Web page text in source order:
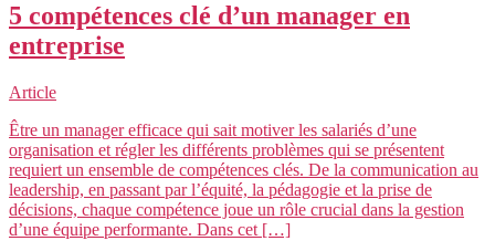
5 compétences clé d’un manager en
entreprise
Article
Être un manager efficace qui sait motiver les salariés d’une
organisation et régler les différents problèmes qui se présentent
requiert un ensemble de compétences clés. De la communication au
leadership, en passant par l’équité, la pédagogie et la prise de
décisions, chaque compétence joue un rôle crucial dans la gestion
d’une équipe performante. Dans cet […]